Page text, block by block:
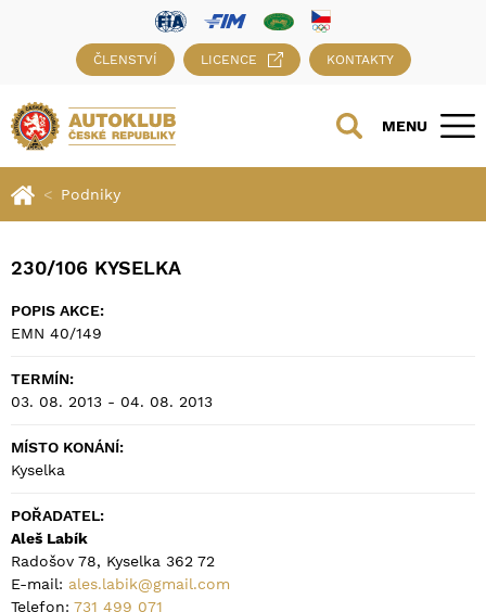
ČLENSTVÍ LICENCE KONTAKTY
MENU
Podniky
230/106 KYSELKA
POPIS AKCE:
EMN 40/149
TERMÍN:
03. 08. 2013 - 04. 08. 2013
MÍSTO KONÁNÍ:
Kyselka
POŘADATEL:
Aleš Labík
Radošov 78, Kyselka 362 72
E-mail: ales.labik@gmail.com
Telefon: 731 499 071